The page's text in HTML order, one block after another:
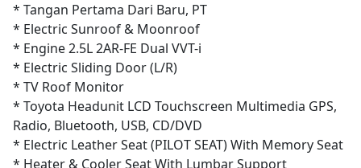
* Tangan Pertama Dari Baru, PT
* Electric Sunroof & Moonroof
* Engine 2.5L 2AR-FE Dual VVT-i
* Electric Sliding Door (L/R)
* TV Roof Monitor
* Toyota Headunit LCD Touchscreen Multimedia GPS,
Radio, Bluetooth, USB, CD/DVD
* Electric Leather Seat (PILOT SEAT) With Memory Seat
* Heater & Cooler Seat With Lumbar Support